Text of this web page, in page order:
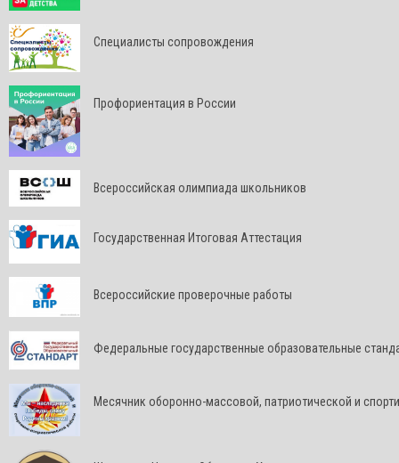
Специалисты сопровождения
Профориентация в России
Всероссийская олимпиада школьников
Государственная Итоговая Аттестация
Всероссийские проверочные работы
Федеральные государственные образовательные
Месячник оборонно-массовой, патриотической и